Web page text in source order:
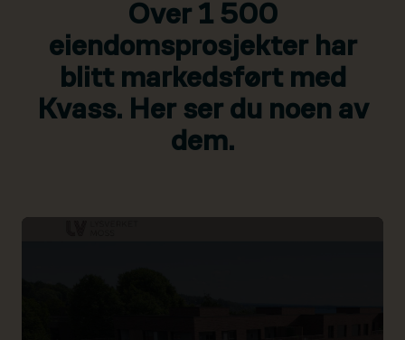
Over 1 500
eiendomsprosjekter har
blitt markedsført med
Kvass. Her ser du noen av
dem.